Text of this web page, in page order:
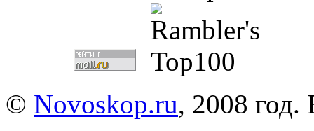
© Novoskop.ru, 2008